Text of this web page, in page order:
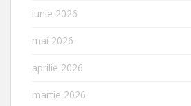
iunie 2026
mai 2026
aprilie 2026
martie 2026